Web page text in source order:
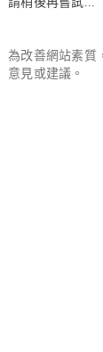
為改善網站素質
意見或建議。